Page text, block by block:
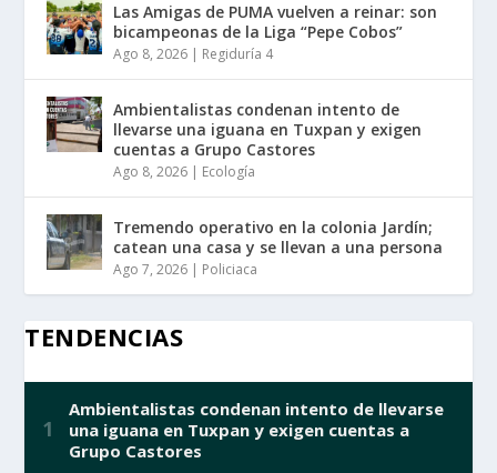
Las Amigas de PUMA vuelven a reinar: son
bicampeonas de la Liga “Pepe Cobos”
Ago 8, 2026 | Regiduría 4
Ambientalistas condenan intento de
llevarse una iguana en Tuxpan y exigen
cuentas a Grupo Castores
Ago 8, 2026 | Ecología
Tremendo operativo en la colonia Jardín;
catean una casa y se llevan a una persona
Ago 7, 2026 | Policiaca
TENDENCIAS